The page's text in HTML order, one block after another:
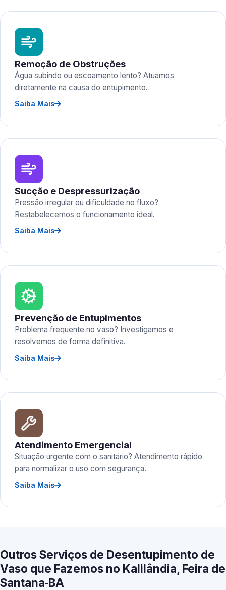
Remoção de Obstruções
Água subindo ou escoamento lento? Atuamos
diretamente na causa do entupimento.
Saiba Mais
Sucção e Despressurização
Pressão irregular ou dificuldade no fluxo?
Restabelecemos o funcionamento ideal.
Saiba Mais
Prevenção de Entupimentos
Problema frequente no vaso? Investigamos e
resolvemos de forma definitiva.
Saiba Mais
Atendimento Emergencial
Situação urgente com o sanitário? Atendimento rápido
para normalizar o uso com segurança.
Saiba Mais
Outros Serviços de Desentupimento de
Vaso que Fazemos no Kalilândia, Feira de
Santana‑BA